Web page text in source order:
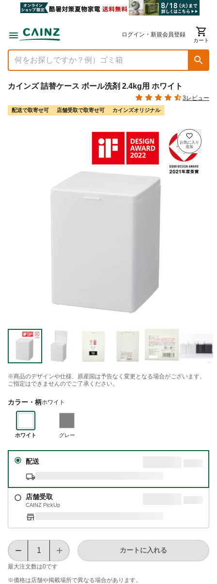
ログイン・新規会員登録
カート
カインズ 詰替ケース ボール洗剤 2.4kg用 ホワイト
3レビュー
配送で取寄せ可 店舗受取で取寄せ可 カインズオリジナル
※商品のデザインや仕様、原産国は予告なく変更となる場合がございます。
ご指定はできませんのでご了承ください。
カラー・柄ホワイト
ホワイト グレー
配送
店舗受取
CAINZ PickUp
最大注文数は0です
カートに入れる
※価格は​店舗や​掲載場所で​異なる​場合が​あります。